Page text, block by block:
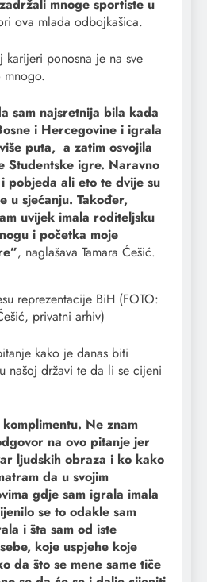
mnoge sportiste u
ova mlada odbojkašica.
karijeri ponosna je na sve
sam najsretnija bila kada
i Hercegovine i igrala
puta, a zatim osvojila
Studentske igre. Naravno
pobjeda ali eto te dvije su
u sjećanju. Također,
uvijek imala roditeljsku
i početka moje
, naglašava Tamara Ćešić.
reprezentacije BiH (FOTO:
privatni arhiv)
kako je danas biti
našoj državi te da li se cijeni
Ne znam
na ovo pitanje jer
ljudskih obraza i ko kako
da u svojim
gdje sam igrala imala
se to odakle sam
i šta sam od iste
koje uspjehe koje
da što se mene same tiče